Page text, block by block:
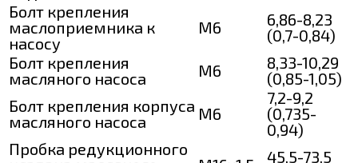
Болт крепления
маслоприемника к
насосу
M6
6,86-8,23
(0,7-0,84)
Болт крепления
масляного насоса
М6
8,33-10,29
(0,85-1,05)
Болт крепления корпуса
масляного насоса
М6
7,2-9,2
(0,735-
0,94)
Пробка редукционного
45,5-73,5